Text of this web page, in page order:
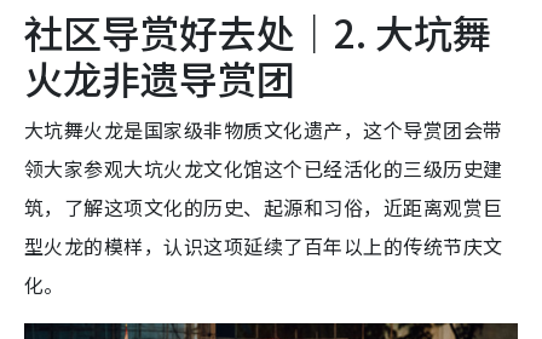
社区导赏好去处｜2. 大坑舞
火龙非遗导赏团
大坑舞火龙是国家级非物质文化遗产，这个导赏团会带
领大家参观大坑火龙文化馆这个已经活化的三级历史建
筑，了解这项文化的历史、起源和习俗，近距离观赏巨
型火龙的模样，认识这项延续了百年以上的传统节庆文
化。